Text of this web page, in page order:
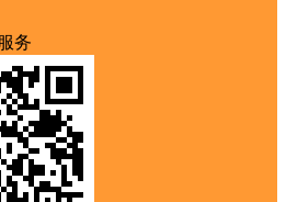
务